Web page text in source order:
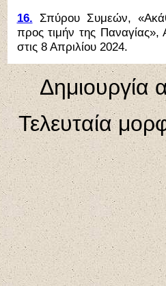
16. Σπύρου Συμεών,
προς τιμήν της
στις 8 Απριλίου 2024.
Δημιουργία
Τελευταία